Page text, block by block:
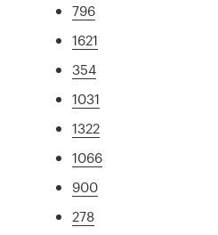
796
1621
354
1031
1322
1066
900
278